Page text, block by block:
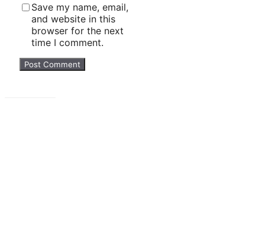
Save my name, email,
and website in this
browser for the next
time I comment.